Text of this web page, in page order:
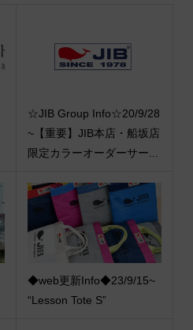
☆JIB Group Info☆20/9/28
~【重要】JIB本店・船坂店
限定カラーオーダーサー...
◆web更新Info◆23/9/15~
“Lesson Tote S”